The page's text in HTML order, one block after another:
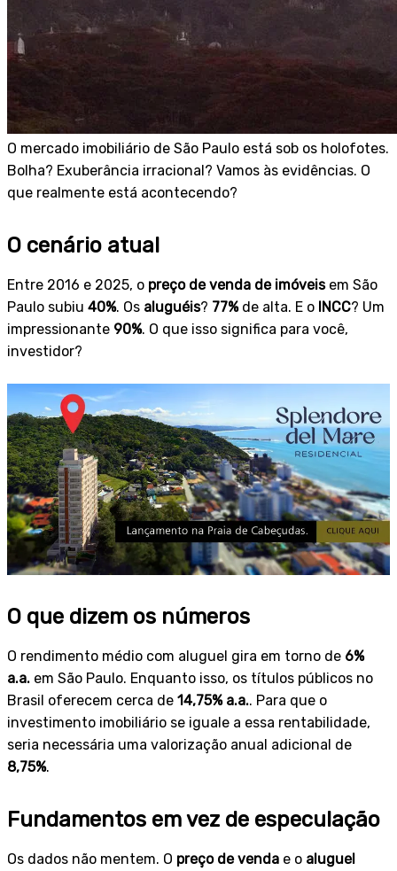
O mercado imobiliário de São Paulo está sob os holofotes.
Bolha? Exuberância irracional? Vamos às evidências. O
que realmente está acontecendo?
O cenário atual
Entre 2016 e 2025, o preço de venda de imóveisem São
Paulo subiu 40%. Os aluguéis? 77%de alta. E o INCC? Um
impressionante 90%. O que isso significa para você,
investidor?
O que dizem os números
O rendimento médio com aluguel gira em torno de 6%
a.a. em São Paulo. Enquanto isso, os títulos públicos no
Brasil oferecem cerca de 14,75% a.a.. Para que o
investimento imobiliário se iguale a essa rentabilidade,
seria necessária uma valorização anual adicional de
8,75%.
Fundamentos em vez de especulação
Os dados não mentem. O preço de venda e o aluguel